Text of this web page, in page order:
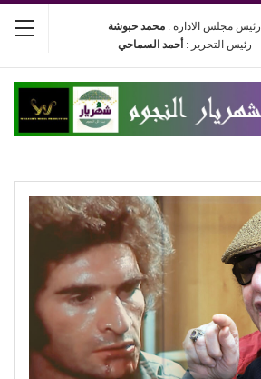
رئيس مجلس الادارة : محمد حبوشة
رئيس التحرير : أحمد السماحي